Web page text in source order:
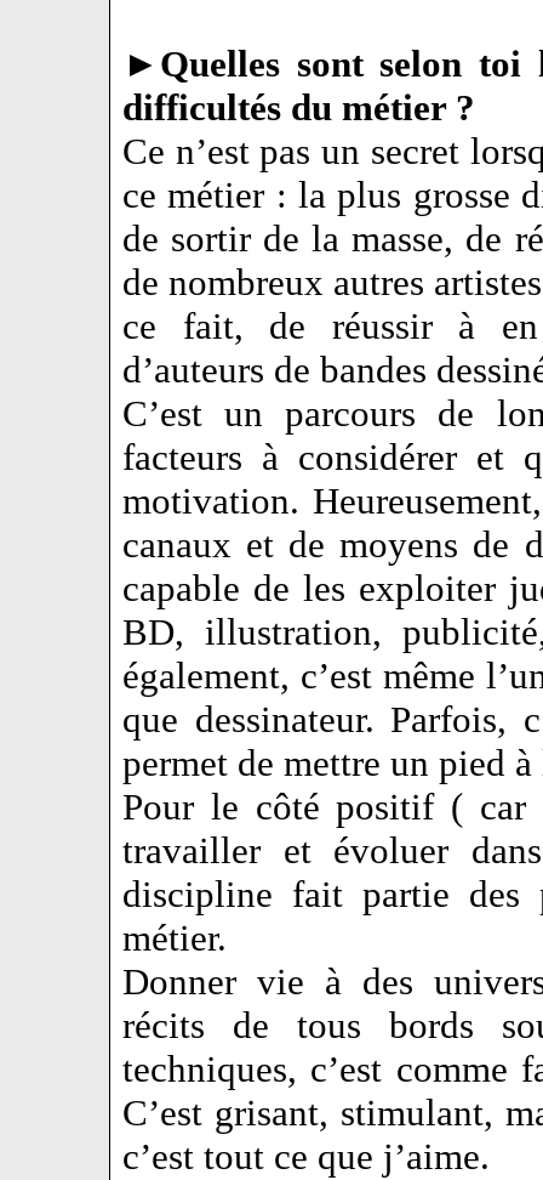
► Quelles sont selon toi
difficultés du métier ?
Ce n’est pas un secret
ce métier : la plus grosse
de sortir de la masse, de
de nombreux autres
ce fait, de réussir à
d’auteurs de bandes
C’est un parcours de
facteurs à considérer et
motivation.
canaux et de moyens de
capable de les exploiter
BD, illustration,
également, c’est même
que dessinateur. Parfois,
permet de mettre un pied à
Pour le côté positif (
travailler et évoluer
discipline fait partie des
métier.
Donner vie à des
récits de tous bords
techniques, c’est comme
C’est grisant, stimulant,
c’est tout ce que j’aime.